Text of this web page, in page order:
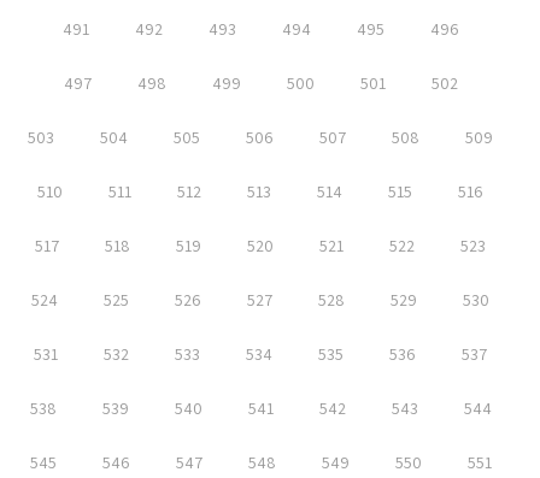
491 492 493 494 495 496
497 498 499 500 501 502
503 504 505 506 507 508 509
510 511 512 513 514 515 516
517 518 519 520 521 522 523
524 525 526 527 528 529 530
531 532 533 534 535 536 537
538 539 540 541 542 543 544
545 546 547 548 549 550 551